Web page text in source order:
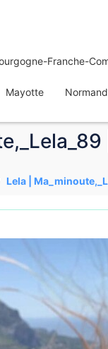
Franche-
Mayotte
Lela |